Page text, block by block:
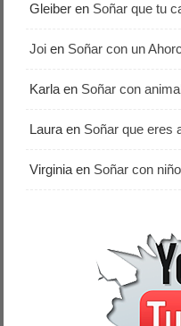
Gleiber en Soñar que tu
Joi en Soñar con un
Karla en Soñar con
Laura en Soñar que eres
Virginia en Soñar con